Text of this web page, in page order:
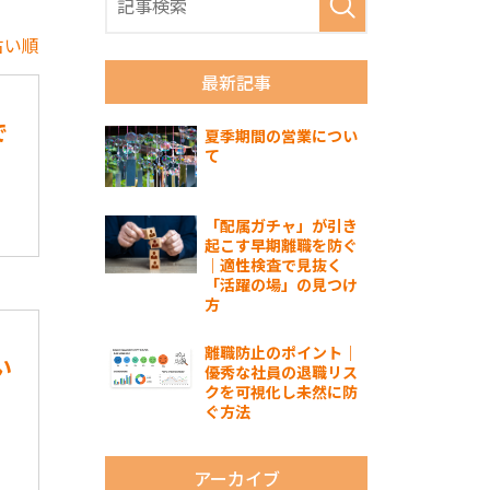
順
最新記事
夏季期間の営業につい
て
「配属ガチャ」が引き
起こす早期離職を防ぐ
｜適性検査で見抜く
「活躍の場」の見つけ
方
離職防止のポイント｜
優秀な社員の退職リス
クを可視化し未然に防
ぐ方法
アーカイブ